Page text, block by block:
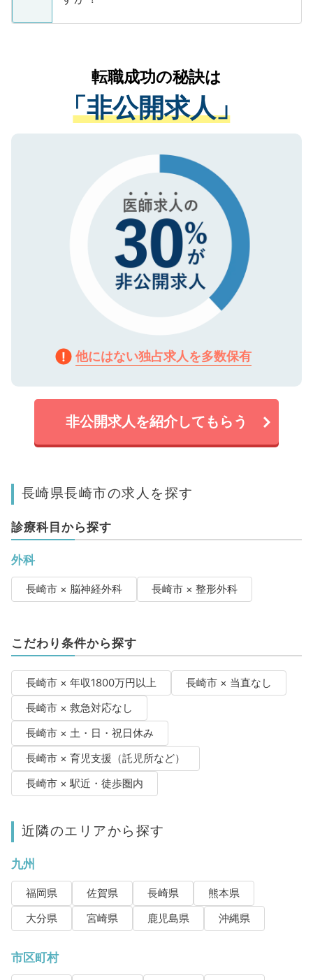
支援を目的に使用いたします。お預かりし
ているすべての個人データはご本人の許可
は、個人情報の取り扱いについての厳密な
管理基準を満たした事業者のみに付与され
る、プライバシーマークを取得済みです。
で、機密保持に関してもご安心ください。
かがいして、現在の医療機関の状況や紹介
経験をまじえながら、適切なアドバイスを
させていただきます。すぐにご転職をされ
ない方には、長期的なサポートが可能です
ので、まずはご登録ください。
転職成功の秘訣は
「非公開求人」
他にはない独占求人を多数保有
非公開求人を紹介してもらう
長崎県長崎市の求人を探す
診療科目から探す
外科
長崎市 × 脳神経外科 長崎市 × 整形外科
こだわり条件から探す
長崎市 × 年収1800万円以上
長崎市 × 当直なし
長崎市 × 救急対応なし
長崎市 × 土・日・祝日休み
長崎市 × 育児支援（託児所など）
長崎市 × 駅近・徒歩圏内
近隣のエリアから探す
九州
福岡県 佐賀県 長崎県
熊本県
大分県
宮崎県 鹿児島県 沖縄県
市区町村